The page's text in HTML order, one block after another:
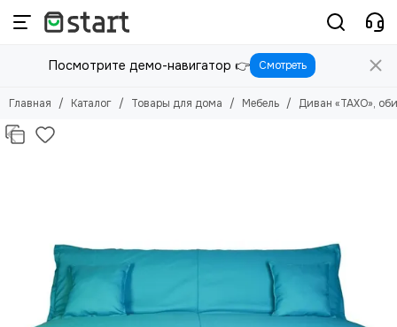
Товары для дома
Смотреть все товары
Посуда
Товары для хранения
Товары для ванной комнаты
Бытовая химия
Посмотрите демо-навигатор 👉 Смотреть
Главная Каталог Товары для дома Мебель Диван «ТАХО»,